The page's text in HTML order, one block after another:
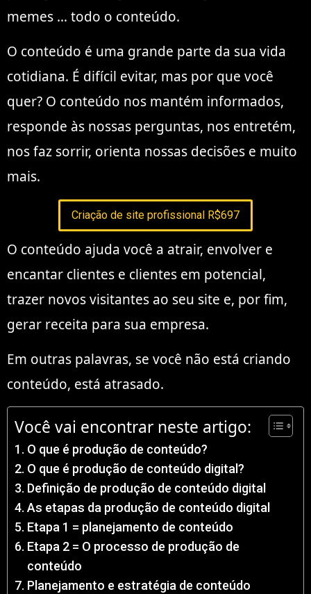
memes … todo o conteúdo.
O conteúdo é uma grande parte da sua vida
cotidiana. É difícil evitar, mas por que você
quer? O conteúdo nos mantém informados,
responde às nossas perguntas, nos entretém,
nos faz sorrir, orienta nossas decisões e muito
mais.
Criação de site profissional R$697
O conteúdo ajuda você a atrair, envolver e
encantar clientes e clientes em potencial,
trazer novos visitantes ao seu site e, por fim,
gerar receita para sua empresa.
Em outras palavras, se você não está criando
conteúdo, está atrasado.
Você vai encontrar neste artigo:
O que é produção de conteúdo?
O que é produção de conteúdo digital?
Definição de produção de conteúdo digital
As etapas da produção de conteúdo digital
Etapa 1 = planejamento de conteúdo
Etapa 2 = O processo de produção de
conteúdo
Planejamento e estratégia de conteúdo